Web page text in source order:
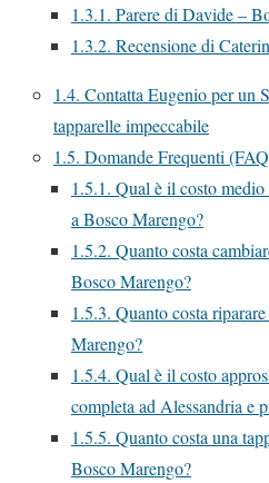
1.3.1. Parere di Davide –
1.3.2. Recensione di
1.4. Contatta Eugenio per un
tapparelle impeccabile
1.5. Domande Frequenti
1.5.1. Qual è il costo medio
a Bosco Marengo?
1.5.2. Quanto costa
Bosco Marengo?
1.5.3. Quanto costa
Marengo?
1.5.4. Qual è il costo
completa ad Alessandria e
1.5.5. Quanto costa una
Bosco Marengo?